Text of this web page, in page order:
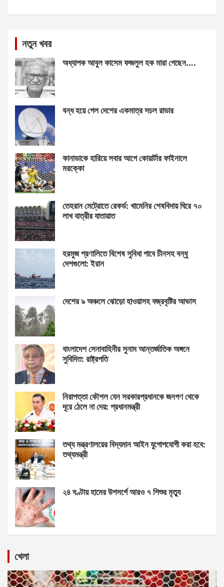
নতুন খবর
অধ্যাপক আবুল কাসেম ফজলুল হক মারা গেছেন….
বন্ধ হয়ে গেল দেশের একমাত্র সচল রাডার
কানাডাকে হারিয়ে সবার আগে কোয়ার্টার ফাইনালে
মরক্কো
তেহরান মেট্রোতে রেকর্ড: খামেনির শেষবিদায় ঘিরে ৭০
লাখ যাত্রীর যাতায়াত
হরমুজ প্রণালিতে বিশেষ সুবিধা পাবে চীনসহ বন্ধু
দেশগুলো: ইরান
দেশের ৯ অঞ্চলে ঝোড়ো হাওয়াসহ বজ্রবৃষ্টির আভাস
বাংলাদেশ সেনাবাহিনীর সুনাম আন্তর্জাতিক অঙ্গনে
সুবিদিত: রাষ্ট্রপতি
নিরাপত্তা কৌশল যেন সরকারপ্রধানকে জনগণ থেকে
দূরে ঠেলে না দেয়: প্রধানমন্ত্রী
তথ্য মন্ত্রণালয়ের বিদ্যমান আইন যুগোপযোগী করা হবে:
তথ্যমন্ত্রী
২৪ ঘণ্টায় হামের উপসর্গে আরও ৭ শিশুর মৃত্যু
খেলা